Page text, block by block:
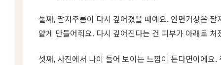
둘째, 팔자주름이 다시 깊어졌을 때예요. 안면거상은
얕게 만들어줘요. 다시 깊어진다는 건 피부가 아래로 처
셋째, 사진에서 나이 들어 보이는 느낌이 든다면이에요